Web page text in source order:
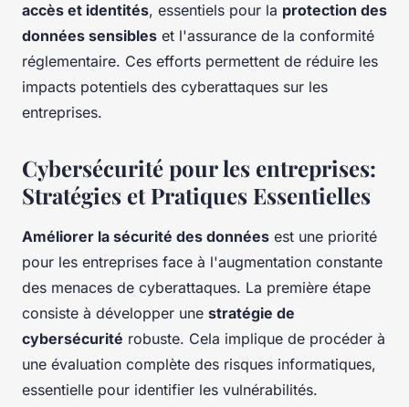
accès et identités, essentiels pour la protection des
données sensibles et l'assurance de la conformité
réglementaire. Ces efforts permettent de réduire les
impacts potentiels des cyberattaques sur les
entreprises.
Cybersécurité pour les entreprises:
Stratégies et Pratiques Essentielles
Améliorer la sécurité des données est une priorité
pour les entreprises face à l'augmentation constante
des menaces de cyberattaques. La première étape
consiste à développer une stratégie de
cybersécurité robuste. Cela implique de procéder à
une évaluation complète des risques informatiques,
essentielle pour identifier les vulnérabilités.